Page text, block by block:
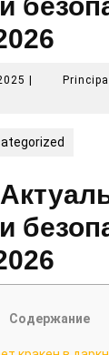
NovemberPrincipal
Содержание